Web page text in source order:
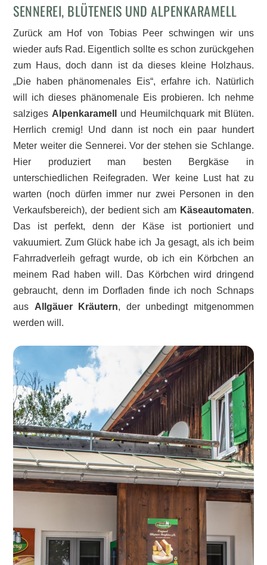
SENNEREI, BLÜTENEIS UND ALPENKARAMELL
Zurück am Hof von Tobias Peer schwingen wir uns
wieder aufs Rad. Eigentlich sollte es schon zurückgehen
zum Haus, doch dann ist da dieses kleine Holzhaus.
„Die haben phänomenales Eis“, erfahre ich. Natürlich
will ich dieses phänomenale Eis probieren. Ich nehme
salziges Alpenkaramell
und Heumilchquark mit Blüten.
Herrlich cremig! Und dann ist noch ein paar hundert
Meter weiter die Sennerei. Vor der stehen sie Schlange.
Hier produziert man besten Bergkäse in
unterschiedlichen Reifegraden. Wer keine Lust hat zu
warten (noch dürfen immer nur zwei Personen in den
Verkaufsbereich), der bedient sich am Käseautomaten.
Das ist perfekt, denn der Käse ist portioniert und
vakuumiert. Zum Glück habe ich Ja gesagt, als ich beim
Fahrradverleih gefragt wurde, ob ich ein Körbchen an
meinem Rad haben will. Das Körbchen wird dringend
gebraucht, denn im Dorfladen finde ich noch Schnaps
aus Allgäuer Kräutern, der unbedingt mitgenommen
werden will.